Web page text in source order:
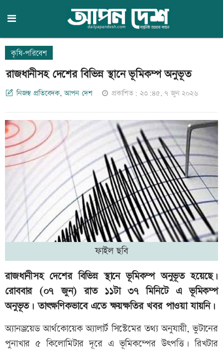
কৃষি-পরিবেশ
রাজধানীসহ দেশের বিভিন্ন স্থানে ভূমিকম্প অনুভূত
নিজস্ব প্রতিবেদক, আপন দেশ প্রকাশিত: ২৩:৪৫, ৭ জুন ২০২৬
ফাইল ছবি
রাজধানীসহ দেশের বিভিন্ন স্থানে ভূমিকম্প অনুভূত হয়েছে।
রোববার (০৭ জুন) রাত ১১টা ৩৭ মিনিটে এ ভূমিকম্প
অনুভূত। তাৎক্ষণিকভাবে এতে ক্ষয়ক্ষতির খবর পাওয়া যায়নি।
অ্যানড্রয়েড আর্থকোয়েক অ্যালার্ট সিস্টেমের তথ্য অনুযায়ী, ভুটানের
পুনাখার ৫ কিলোমিটার দূরে এ ভূমিকম্পের উৎপত্তি। রিখটার